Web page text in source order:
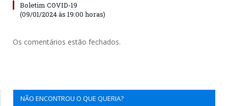
Boletim COVID-19
(09/01/2024 às 19:00 horas)
Os comentários estão fechados.
NÃO ENCONTROU O QUE QUERIA?